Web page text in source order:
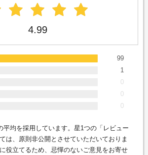
4.99
99
1
0
0
0
平均を採用しています。星1つの「レビュー
は、原則非公開とさせていただいておりま
役立てるため、忌憚のないご意見をお寄せ